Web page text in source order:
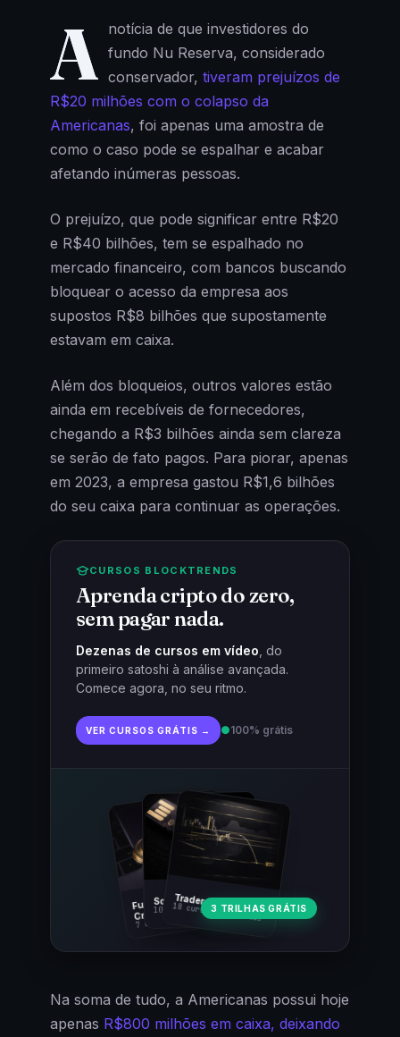
A notícia de que investidores do
fundo Nu Reserva, considerado
conservador, tiveram prejuízos de
R$20 milhões com o colapso da
Americanas, foi apenas uma amostra de
como o caso pode se espalhar e acabar
afetando inúmeras pessoas.
O prejuízo, que pode significar entre R$20
e R$40 bilhões, tem se espalhado no
mercado financeiro, com bancos buscando
bloquear o acesso da empresa aos
supostos R$8 bilhões que supostamente
estavam em caixa.
Além dos bloqueios, outros valores estão
ainda em recebíveis de fornecedores,
chegando a R$3 bilhões ainda sem clareza
se serão de fato pagos. Para piorar, apenas
em 2023, a empresa gastou R$1,6 bilhões
do seu caixa para continuar as operações.
CURSOS BLOCKTRENDS
Aprenda cripto do zero,
sem pagar nada.
Dezenas de cursos em vídeo , do
primeiro satoshi à análise avançada.
Comece agora, no seu ritmo.
VER CURSOS GRÁTIS → ●100% grátis
Fundamentos
Cripto
7 cursos · 31 aulas
Trader Cripto
18 cursos · 80 aulas
Soberania Bitcoin
10 cursos · 44 aulas3 TRILHAS GRÁTIS
Na soma de tudo, a Americanas possui hoje
apenas R$800 milhões em caixa, deixando